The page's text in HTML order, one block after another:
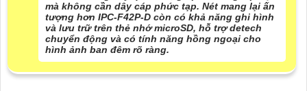
mà không cần dây cáp phức tạp. Nét mang lại ấn
tượng hơn IPC-F42P-D còn có khả năng ghi hình
và lưu trữ trên thẻ nhớ microSD, hỗ trợ detech
chuyển động và có tính năng hồng ngoại cho
hình ảnh ban đêm rõ ràng.